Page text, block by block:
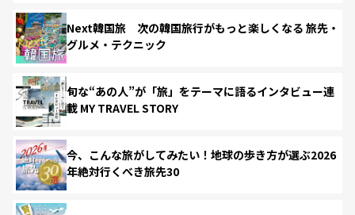
Next韓国旅 次の韓国旅行がもっと楽しくなる 旅先・
グルメ・テクニック
旬な“あの人”が「旅」をテーマに語るインタビュー連
載 MY TRAVEL STORY
今、こんな旅がしてみたい！地球の歩き方が選ぶ2026
年絶対行くべき旅先30